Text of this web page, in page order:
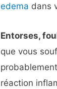
edema dans
Entorses,
que vous
réaction